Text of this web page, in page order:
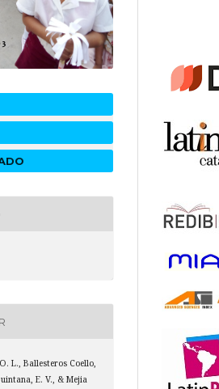
L., Ballesteros Coello,
E. V., & Mejia